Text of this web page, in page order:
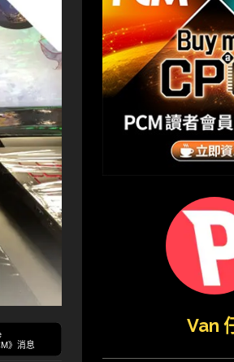
》消息
Van